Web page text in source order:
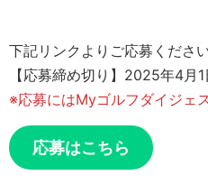
下記リンクよりご応募ください
【応募締め切り】2025年4月
※応募にはMyゴルフダイジェ
応募はこちら